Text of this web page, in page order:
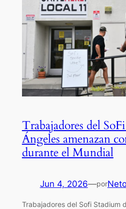
Trabajadores del
Ángeles amenazan
durante el Mundial
Jun 4, 2026—por
Trabajadores del Sofi Stadium